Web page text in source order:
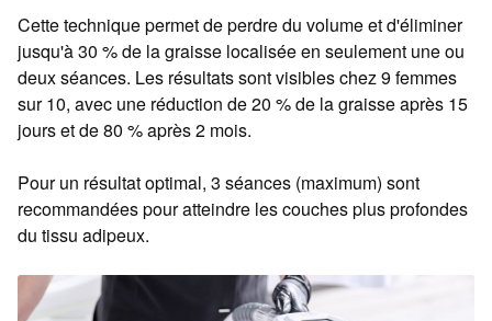
Cette technique permet de perdre du volume et d'éliminer
jusqu'à 30 % de la graisse localisée en seulement une ou
deux séances. Les résultats sont visibles chez 9 femmes
sur 10, avec une réduction de 20 % de la graisse après 15
jours et de 80 % après 2 mois.
Pour un résultat optimal, 3 séances (maximum) sont
recommandées pour atteindre les couches plus profondes
du tissu adipeux.